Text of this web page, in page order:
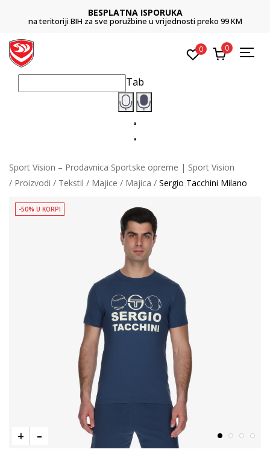
BESPLATNA ISPORUKA
na teritoriji BIH za sve poružbine u vrijednosti preko 99 KM
0 0
Tab
Sport Vision – Prodavnica Sportske opreme | Sport Vision
Proizvodi
Tekstil Majice Majica Sergio Tacchini Milano
-50% U KORPI